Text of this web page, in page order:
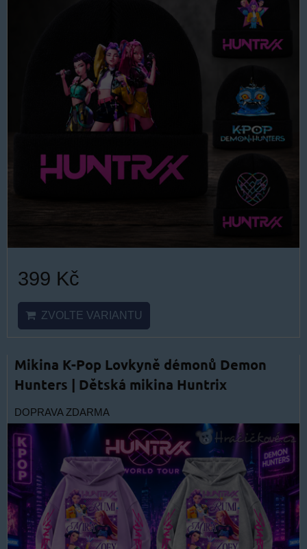
399 Kč
ZVOLTE VARIANTU
Mikina K-Pop Lovkyně démonů Demon
Hunters | Dětská mikina Huntrix
DOPRAVA ZDARMA